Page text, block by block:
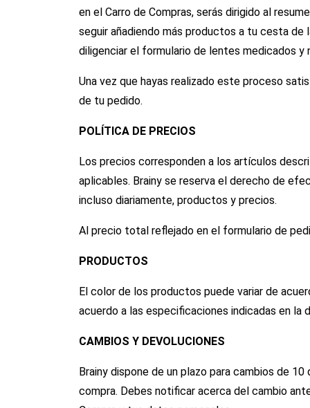
en el Carro de Compras, serás dirigido al
seguir añadiendo más productos a tu cesta de
diligenciar el formulario de lentes medicados
Una vez que hayas realizado este proceso
de tu pedido.
POLÍTICA DE PRECIOS
Los precios corresponden a los artículos
aplicables. Brainy se reserva el derecho de
incluso diariamente, productos y precios.
Al precio total reflejado en el formulario de
PRODUCTOS
El color de los productos puede variar de
acuerdo a las especificaciones indicadas en la
CAMBIOS Y DEVOLUCIONES
Brainy dispone de un plazo para cambios de
compra. Debes notificar acerca del cambio